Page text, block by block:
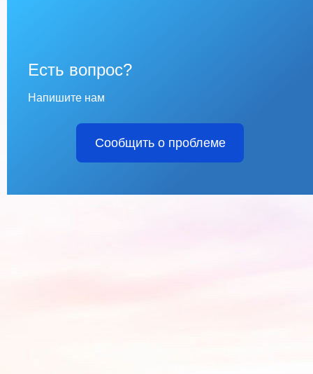
Есть вопрос?
Напишите нам
Сообщить о проблеме